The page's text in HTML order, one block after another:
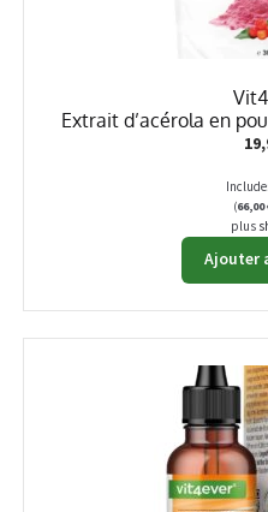
Extrait d’acérola en
(66,00
plus
Ajouter